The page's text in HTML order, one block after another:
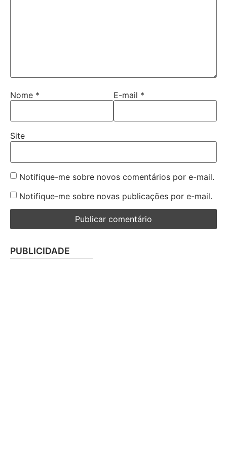
Nome * E-mail *
Site
Notifique-me sobre novos comentários por e-mail.
Notifique-me sobre novas publicações por e-mail.
PUBLICIDADE